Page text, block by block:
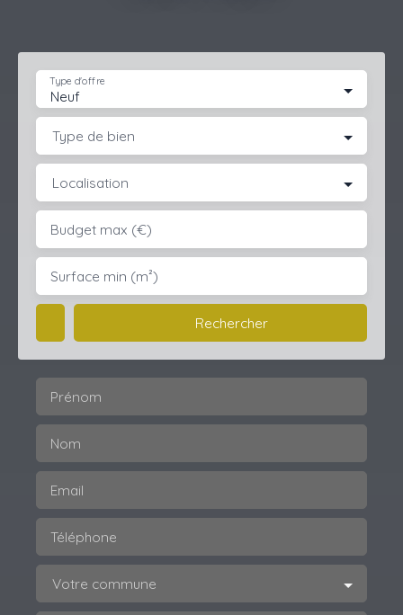
Neuf
Type d'offre
Type de bien
Localisation
Budget max (€)
Surface min (m²)
Rechercher
Prénom
Nom
Email
Téléphone
Votre commune